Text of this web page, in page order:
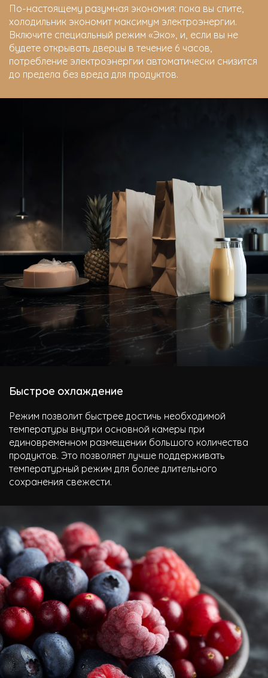
По-настоящему разумная экономия: пока вы спите,
холодильник экономит максимум электроэнергии.
Включите специальный режим «Эко», и, если вы не
будете открывать дверцы в течение 6 часов,
потребление электроэнергии автоматически снизится
до предела без вреда для продуктов.
Быстрое охлаждение
Режим позволит быстрее достичь необходимой
температуры внутри основной камеры при
единовременном размещении большого количества
продуктов. Это позволяет лучше поддерживать
температурный режим для более длительного
сохранения свежести.